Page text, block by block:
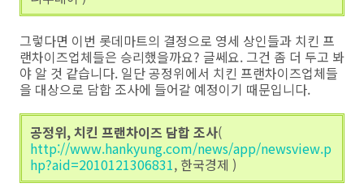
그렇다면 이번 롯데마트의 결정으로 영세 상인들과 치킨 프
랜차이즈업체들은 승리했을까요? 글쎄요. 그건 좀 더 두고 봐
야 알 것 같습니다. 일단 공정위에서 치킨 프랜차이즈업체들
을 대상으로 담합 조사에 들어갈 예정이기 때문입니다.
공정위, 치킨 프랜차이즈 담합 조사(
http://www.hankyung.com/news/app/newsview.p
hp?aid=2010121306831, 한국경제 )